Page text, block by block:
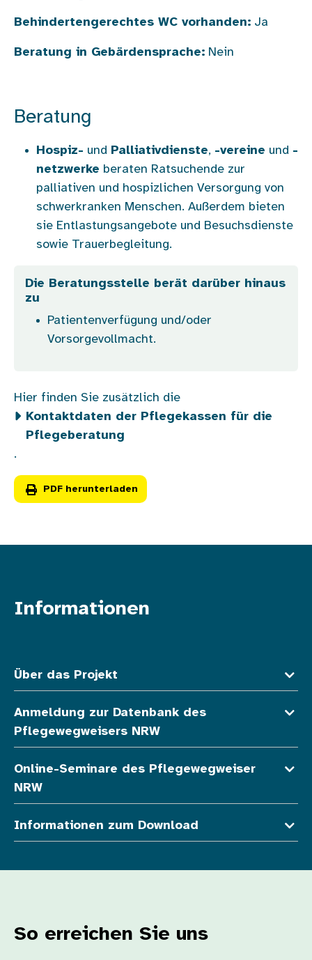
Behindertengerechtes WC vorhanden: Ja
Beratung in Gebärdensprache: Nein
Beratung
Hospiz- und Palliativdienste, -vereine und -
netzwerke beraten Ratsuchende zur
palliativen und hospizlichen Versorgung von
schwerkranken Menschen. Außerdem bieten
sie Entlastungsangebote und Besuchsdienste
sowie Trauerbegleitung.
Die Beratungsstelle berät darüber hinaus
zu
Patientenverfügung und/oder
Vorsorgevollmacht.
Hier finden Sie zusätzlich die
Kontaktdaten der Pflegekassen für die
Pflegeberatung
.
PDF herunterladen
Informationen
Über das Projekt
Anmeldung zur Datenbank des
Pflegewegweisers NRW
Online-Seminare des Pflegewegweiser
NRW
Informationen zum Download
So erreichen Sie uns